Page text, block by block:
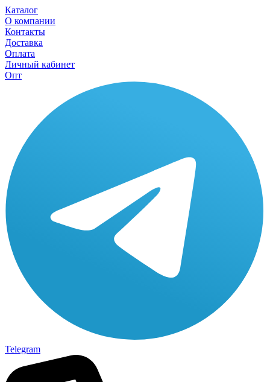
Каталог
О компании
Контакты
Доставка
Оплата
Личный кабинет
Опт
Telegram